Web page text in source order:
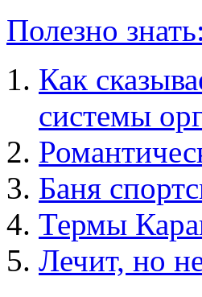
Полезно знать:
Как
системы
Баня
Термы
Лечит, но